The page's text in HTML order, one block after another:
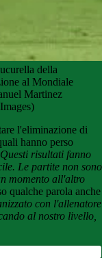
della
al Mondiale
Martinez
l'eliminazione di
hanno perso
risultati fanno
Le partite non sono
momento all'altro
qualche parola anche
con l'allenatore
al nostro livello,